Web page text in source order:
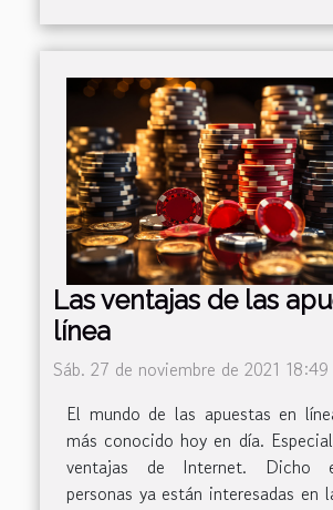
Las ventajas de las
línea
Sáb. 27 de noviembre de 2021 18:49
El mundo de las apuestas en
más conocido hoy en día.
ventajas de Internet. Dicho
personas ya están interesadas en